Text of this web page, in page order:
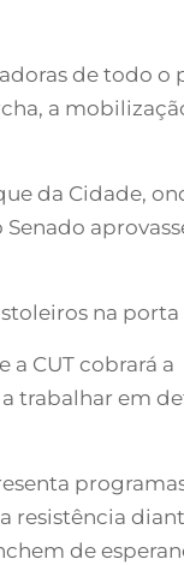
de todo o
a
da Cidade,
na porta
a CUT cobrará a
trabalhar em
resistência
de